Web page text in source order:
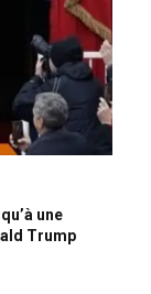
une
Trump